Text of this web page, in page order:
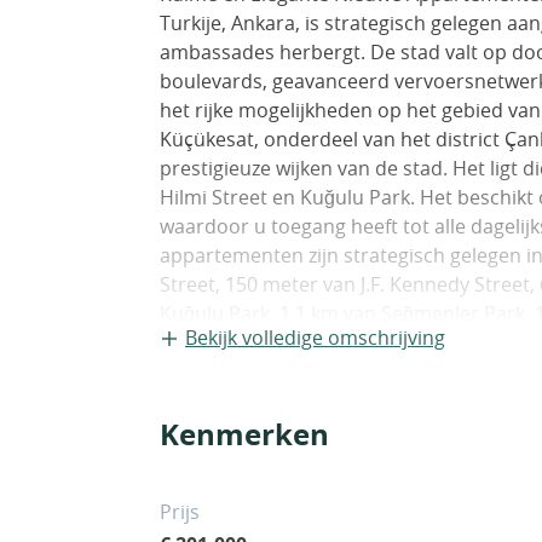
Turkije, Ankara, is strategisch gelegen
ambassades herbergt. De stad valt op
boulevards, geavanceerd
het rijke mogelijkheden op het gebied
Küçükesat, onderdeel van het district
prestigieuze wijken van de stad. Het ligt
Hilmi Street en Kuğulu Park. Het
waardoor u toegang heeft tot alle
appartementen zijn strategisch gelegen
Street, 150 meter van J.F. Kennedy
Center, 1,1 km van Hilton Ankara, 1,2 km
van Atakule, 3,5 km van Anıtkabir, 4,1 km
overdekte parkeerplaatsen,
Bekijk volledige omschrijving
Kenmerken
Prijs